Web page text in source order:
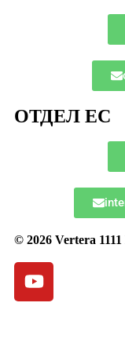
ОТДЕЛ ЕС
© 2026 Vertera